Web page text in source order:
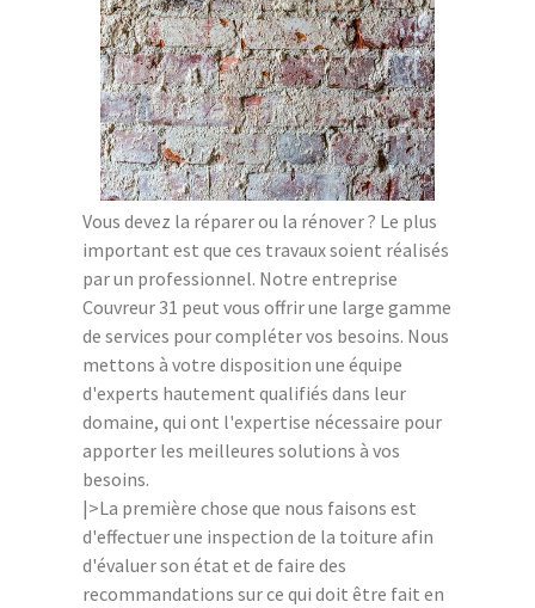
Vous devez la réparer ou la rénover ? Le plus
important est que ces travaux soient réalisés
par un professionnel. Notre entreprise
Couvreur 31 peut vous offrir une large gamme
de services pour compléter vos besoins. Nous
mettons à votre disposition une équipe
d'experts hautement qualifiés dans leur
domaine, qui ont l'expertise nécessaire pour
apporter les meilleures solutions à vos
besoins.
|>La première chose que nous faisons est
d'effectuer une inspection de la toiture afin
d'évaluer son état et de faire des
recommandations sur ce qui doit être fait en